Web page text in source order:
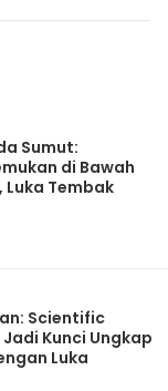
Sumut:
di Bawah
Luka Tembak
Scientific
Kunci Ungkap
Luka